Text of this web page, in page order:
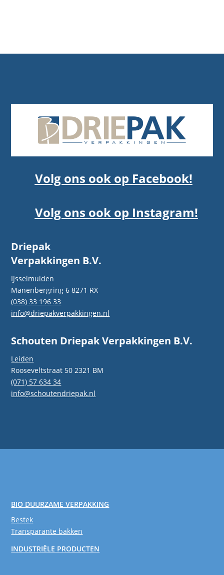
Volg ons ook op Facebook!
Volg ons ook op Instagram!
Driepak
Verpakkingen B.V.
IJsselmuiden
Manenbergring 6 8271 RX
(038) 33 196 33
info@driepakverpakkingen.nl
Schouten Driepak Verpakkingen B.V.
Leiden
Rooseveltstraat 50 2321 BM
(071) 57 634 34
info@schoutendriepak.nl
BIO DUURZAME VERPAKKING
Bestek
Transparante bakken
INDUSTRIËLE PRODUCTEN